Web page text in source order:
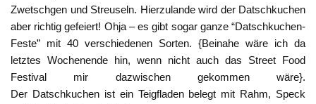
Zwetschgen und Streuseln. Hierzulande wird der Datschkuchen
aber richtig gefeiert! Ohja – es gibt sogar ganze “Datschkuchen-
Feste” mit 40 verschiedenen Sorten. {Beinahe wäre ich da
letztes Wochenende hin, wenn nicht auch das Street Food
Festival mir dazwischen gekommen wäre}.
Der Datschkuchen ist ein Teigfladen belegt mit Rahm, Speck